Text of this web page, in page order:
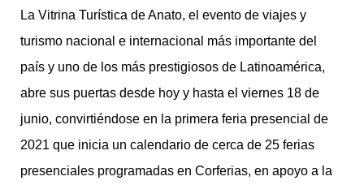
La Vitrina Turística de Anato, el evento de viajes y
turismo nacional e internacional más importante del
país y uno de los más prestigiosos de Latinoamérica,
abre sus puertas desde hoy y hasta el viernes 18 de
junio, convirtiéndose en la primera feria presencial de
2021 que inicia un calendario de cerca de 25 ferias
presenciales programadas en Corferias, en apoyo a la